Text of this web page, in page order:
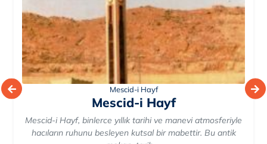
Mescid-i Hayf
Mescid-i Hayf
Mescid-i Hayf, binlerce yıllık tarihi ve manevi atmosferiyle
hacıların ruhunu besleyen kutsal bir mabettir. Bu antik